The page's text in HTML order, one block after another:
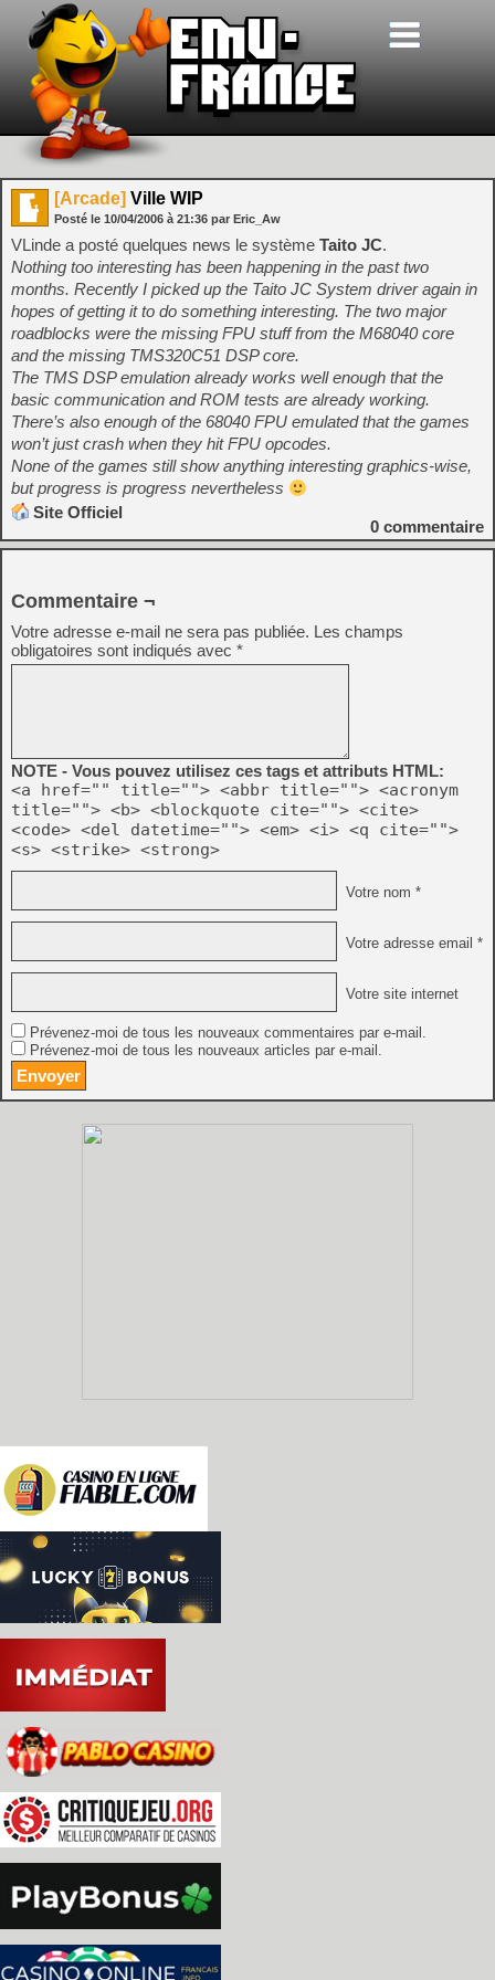
[Arcade] Ville WIP
Posté le 10/04/2006 à 21:36 par Eric_Aw
VLinde a posté quelques news le système Taito JC.
Nothing too interesting has been happening in the past two
months. Recently I picked up the Taito JC System driver again in
hopes of getting it to do something interesting. The two major
roadblocks were the missing FPU stuff from the M68040 core
and the missing TMS320C51 DSP core.
The TMS DSP emulation already works well enough that the
basic communication and ROM tests are already working.
There’s also enough of the 68040 FPU emulated that the games
won’t just crash when they hit FPU opcodes.
None of the games still show anything interesting graphics-wise,
but progress is progress nevertheless
Site Officiel
0 commentaire
Commentaire ¬
Votre adresse e-mail ne sera pas publiée. Les champs
obligatoires sont indiqués avec *
NOTE - Vous pouvez utilisez ces tags et attributs HTML:
<a href="" title=""> <abbr title=""> <acronym
title=""> <b> <blockquote cite=""> <cite>
<code> <del datetime=""> <em> <i> <q cite="">
<s> <strike> <strong>
Votre nom *
Votre adresse email *
Votre site internet
Prévenez-moi de tous les nouveaux commentaires par e-mail.
Prévenez-moi de tous les nouveaux articles par e-mail.